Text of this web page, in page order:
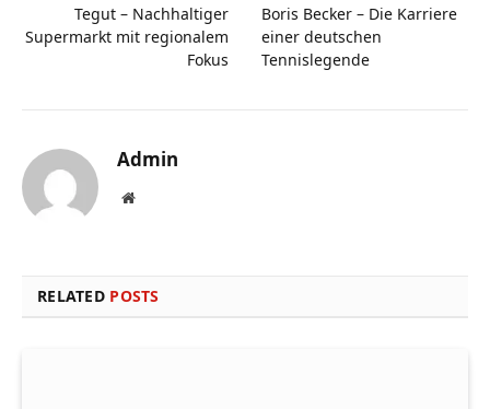
Tegut – Nachhaltiger
Supermarkt mit regionalem
Fokus
Boris Becker – Die Karriere
einer deutschen
Tennislegende
Admin
Website
RELATED POSTS